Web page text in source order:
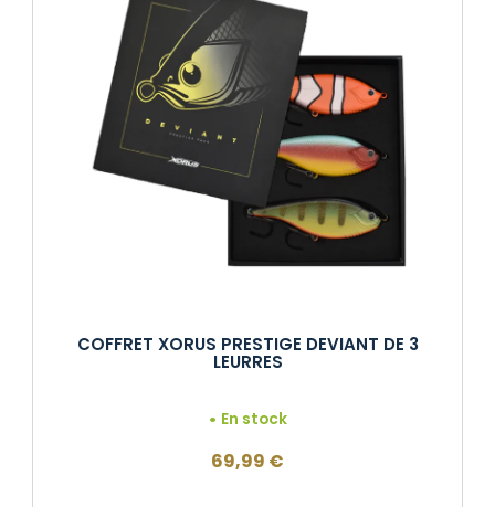
COFFRET XORUS PRESTIGE DEVIANT DE 3
LEURRES
En stock
69,99 €